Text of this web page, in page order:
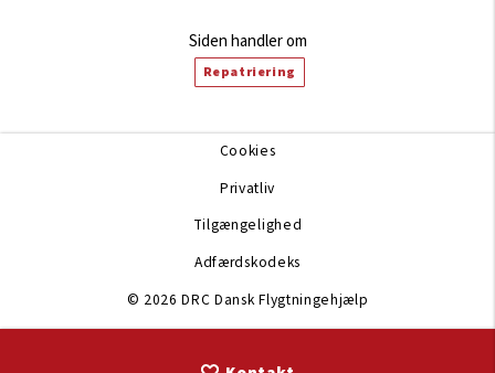
Siden handler om
Repatriering
© 2026 DRC Dansk Flygtningehjælp
Cookies
Privatliv
Tilgængelighed
Adfærdskodeks